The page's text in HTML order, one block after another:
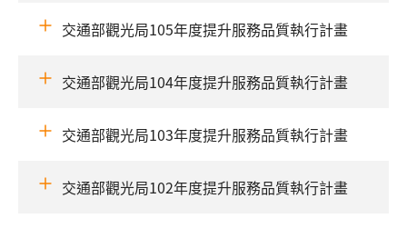
交通部觀光局105年度提升服務品質執行計畫
交通部觀光局104年度提升服務品質執行計畫
交通部觀光局103年度提升服務品質執行計畫
交通部觀光局102年度提升服務品質執行計畫